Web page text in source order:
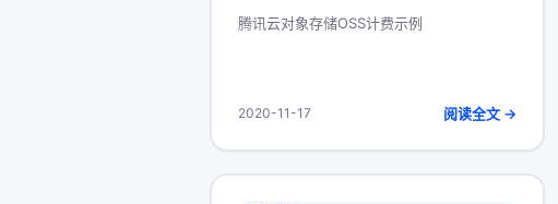
腾讯云对象存储OSS计费示例
2020-11-17 阅读全文 →